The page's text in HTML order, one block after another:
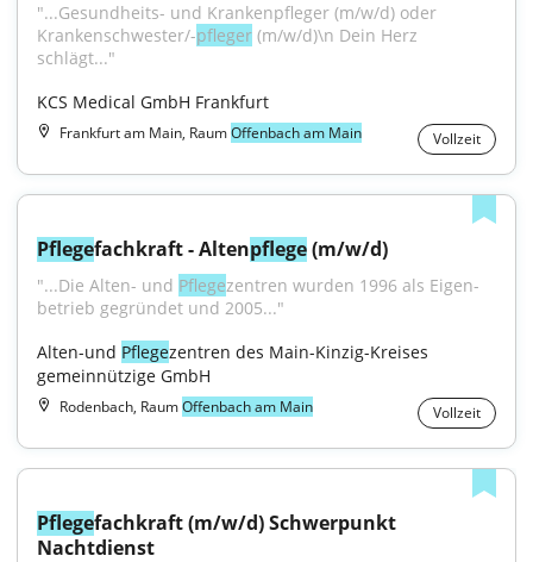
"...Gesundheits- und Krankenpfleger (m/w/d) oder
Krankenschwester/-pfleger (m/w/d)\n Dein Herz
schlägt..."
KCS Medical GmbH Frankfurt
Frankfurt am Main, RaumOffenbach am Main Vollzeit
Pflegefachkraft - Altenpflege (m/w/d)
"...Die Alten- und Pflege­zentren wurden 1996 als Eigen­
betrieb gegründet und 2005..."
Alten-und Pflegezentren des Main-Kinzig-Kreises
gemeinnützige GmbH
Rodenbach, RaumOffenbach am Main Vollzeit
Pflegefachkraft (m/w/d) Schwerpunkt
Nachtdienst